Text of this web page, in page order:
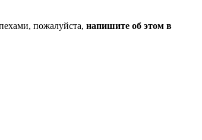
пожалуйста, напишите об этом в